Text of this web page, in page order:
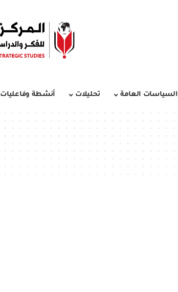
السياسات العامة تحليلات أنشطة وفاعليات